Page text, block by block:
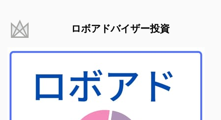
ロボアドバイザー投資